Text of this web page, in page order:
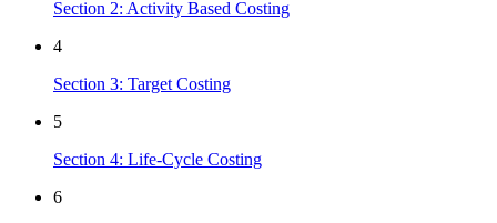
Section 2: Activity Based Costing
4
Section 3: Target Costing
5
Section 4: Life-Cycle Costing
6